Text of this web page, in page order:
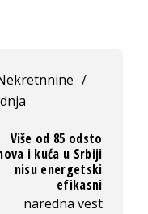
/
Više od 85 odsto
i kuća u Srbiji
nisu energetski
efikasni
naredna vest